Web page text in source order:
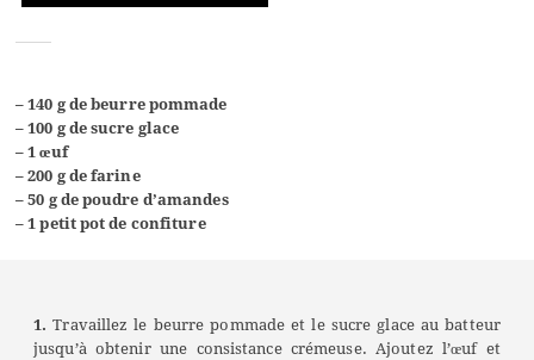
–140 g de beurre pommade
– 100 g de sucre glace
– 1 œuf
– 200 g de farine
– 50 g de poudre d’amandes
– 1 petit pot de confiture
1. Travaillez le beurre pommade et le sucre glace au batteur
jusqu’à obtenir une consistance crémeuse. Ajoutez l’œuf et